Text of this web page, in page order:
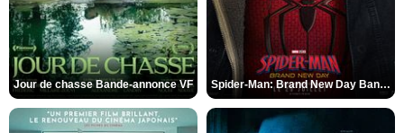
Jour de chasse Bande-annonce VF Spider-Man: Brand New Day Bande-annonce (3) VO STFR